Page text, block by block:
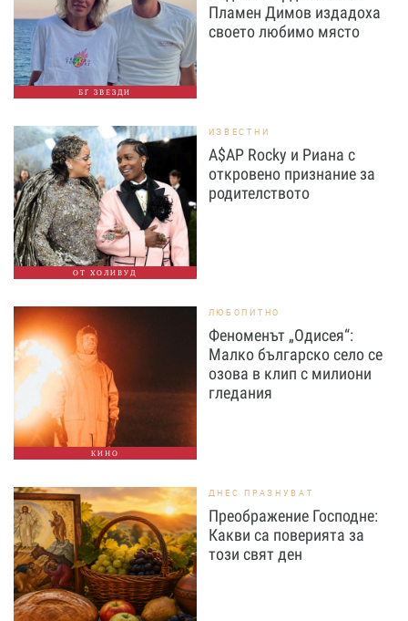
БГ ЗВЕЗДИ
Пламен Димов издадоха
своето любимо място
ОТ ХОЛИВУД
ИЗВЕСТНИ
A$AP Rocky и Риана с
откровено признание за
родителството
КИНО
ЛЮБОПИТНО
Феноменът „Одисея“:
Малко българско село се
озова в клип с милиони
гледания
ДНЕС ПРАЗНУВАТ
Преображение Господне:
Какви са поверията за
този свят ден